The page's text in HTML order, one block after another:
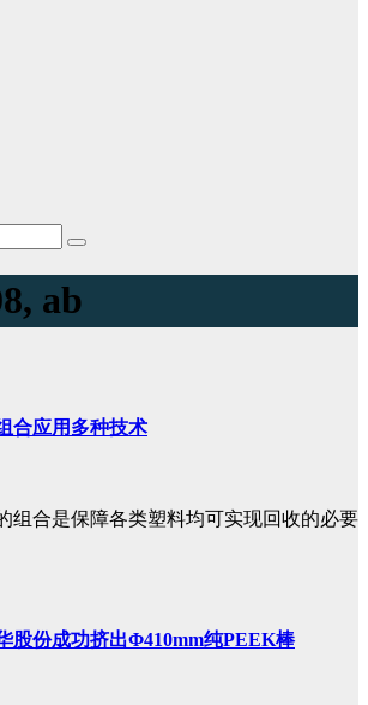
ab
合应用多种技术
组合是保障各类塑料均可实现回收的必要
股份成功挤出Φ410mm纯PEEK棒